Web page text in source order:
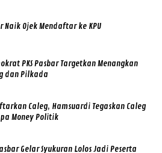
Naik Ojek Mendaftar ke KPU
PKS Pasbar Targetkan Menangkan
dan Pilkada
Caleg, Hamsuardi Tegaskan Caleg
Money Politik
Gelar Syukuran Lolos Jadi Peserta